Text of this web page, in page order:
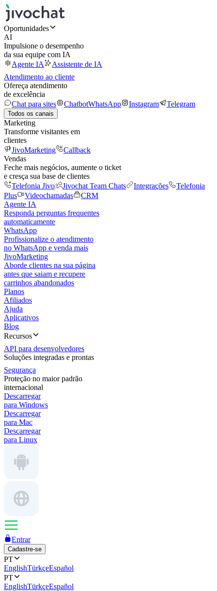
Oportunidades
AI
Impulsione o desempenho
da sua equipe com IA
Agente IA
Assistente de IA
Atendimento ao cliente
Ofereça atendimento
de excelência
Chat para sites
ChatbotWhatsApp Instagram Telegram
Todos os canais
Marketing
Transforme visitantes em
clientes
JivoMarketing
Callback
Vendas
Feche mais negócios, aumente o ticket
e cresça sua base de clientes
Telefonia Jivo
Jivochat Team Chats Integrações
Telefonia
Plus
Videochamadas
CRM
Agente IA
Responda perguntas frequentes
automaticamente
WhatsApp
Profissionalize o atendimento
no WhatsApp e venda mais
JivoMarketing
Aborde clientes na sua página
antes que saiam e recupere
carrinhos abandonados
Planos
Afiliados
Ajuda
Aplicativos
Blog
Recursos
API para desenvolvedores
Soluções integradas e prontas
Segurança
Proteção no maior padrão
internacional
Descarregar
para Windows
Descarregar
para Mac
Descarregar
para Linux
Entrar
Cadastre-se
PT
EnglishTürkçeEspañol
PT
EnglishTürkçeEspañol